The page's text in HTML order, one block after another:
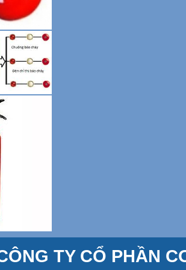
TY CỔ PHẦN